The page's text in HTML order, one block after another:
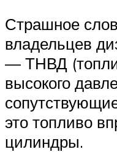
Страшное
владельцев
— ТНВД
высокого
это топливо
цилиндры.